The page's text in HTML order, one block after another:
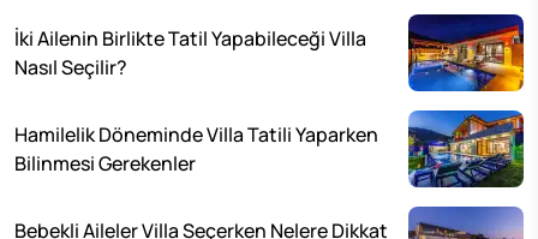
İki Ailenin Birlikte Tatil Yapabileceği Villa
Nasıl Seçilir?
Hamilelik Döneminde Villa Tatili Yaparken
Bilinmesi Gerekenler
Bebekli Aileler Villa Seçerken Nelere Dikkat